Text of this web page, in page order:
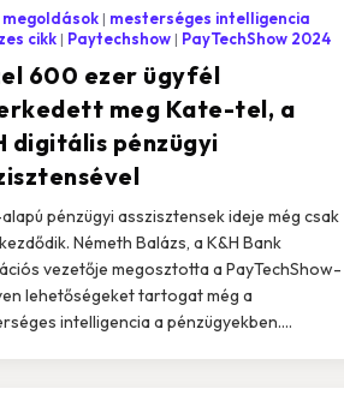
600 ezer ügyfél
meg Kate-tel, a
digitális pénzügyi
megoldások
mesterséges intelligencia
cikk
Paytechshow PayTechShow 2024
pénzügyi asszisztensek ideje még csak
Németh Balázs, a K&H Bank
vezetője megosztotta a PayTechShow-
lehetőségeket tartogat még a
intelligencia a pénzügyekben....